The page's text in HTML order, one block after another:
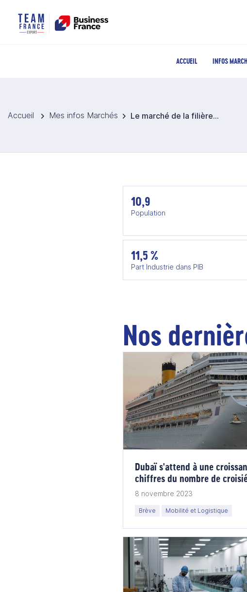
ACCUEIL INFOS
Accueil Mes infos Marchés Le marché de la filière mer aux Emirats Arabes Unis
10,9
Population
11,5 %
Part Industrie dans PIB
Nos
Dubaï s'attend à une
chiffres du nombre de
saison
8 novembre 2023
Brève Mobilité et Logistique